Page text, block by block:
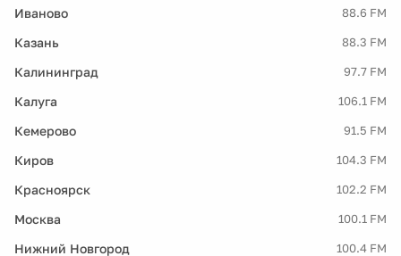
Иваново 88.6 FM
Казань 88.3 FM
Калининград 97.7 FM
Калуга 106.1 FM
Кемерово 91.5 FM
Киров 104.3 FM
Красноярск 102.2 FM
Москва 100.1 FM
Нижний Новгород 100.4 FM